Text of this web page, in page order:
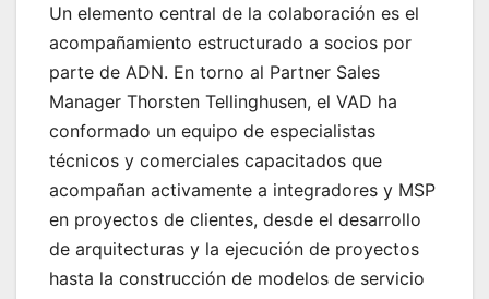
Un elemento central de la colaboración es el
acompañamiento estructurado a socios por
parte de ADN. En torno al Partner Sales
Manager Thorsten Tellinghusen, el VAD ha
conformado un equipo de especialistas
técnicos y comerciales capacitados que
acompañan activamente a integradores y MSP
en proyectos de clientes, desde el desarrollo
de arquitecturas y la ejecución de proyectos
hasta la construcción de modelos de servicio